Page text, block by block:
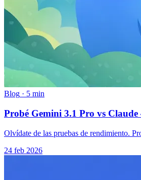
Blog · 5 min
Probé Gemini 3.1 Pro vs Claude
Olvídate de las pruebas de rendimiento.
24 feb 2026